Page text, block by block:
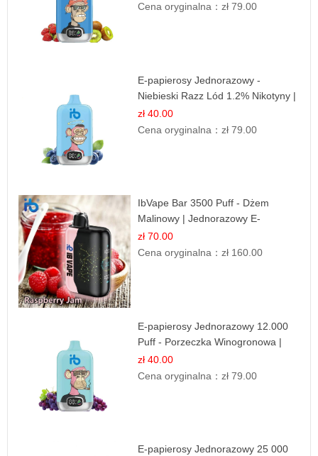
Cena oryginalna：zł 79.00
E-papierosy Jednorazowy -
Niebieski Razz Lód 1.2% Nikotyny |
Mocne Doznania
zł 40.00
Cena oryginalna：zł 79.00
IbVape Bar 3500 Puff - Dżem
Malinowy | Jednorazowy E-
papieros
zł 70.00
Cena oryginalna：zł 160.00
E-papierosy Jednorazowy 12.000
Puff - Porzeczka Winogronowa |
Owocowa Moc
zł 40.00
Cena oryginalna：zł 79.00
E-papierosy Jednorazowy 25 000